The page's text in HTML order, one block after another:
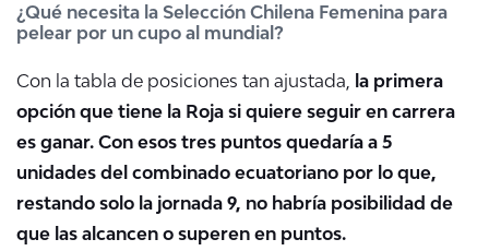
¿Qué necesita la Selección Chilena Femenina para
pelear por un cupo al mundial?
Con la tabla de posiciones tan ajustada, la primera
opción que tiene la Roja si quiere seguir en carrera
es ganar. Con esos tres puntos quedaría a 5
unidades del combinado ecuatoriano por lo que,
restando solo la jornada 9, no habría posibilidad de
que las alcancen o superen en puntos.